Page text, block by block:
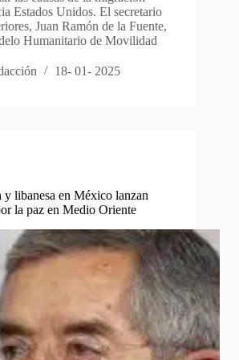
Estados Unidos. El secretario
Juan Ramón de la Fuente,
Humanitario de Movilidad
18- 01- 2025
y libanesa en México lanzan
la paz en Medio Oriente